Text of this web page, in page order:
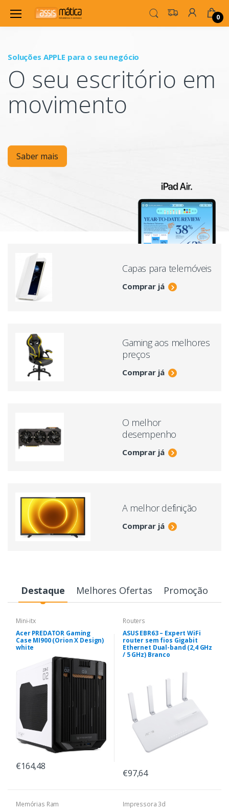
0
Soluções APPLE para o seu negócio
O seu escritório em
movimento
Saber mais
Capas para telemóveis
Comprar já
Gaming aos melhores
preços
Comprar já
O melhor
desempenho
Comprar já
A melhor definição
Comprar já
Destaque Melhores Ofertas Promoção
Mini-itx
Acer PREDATOR Gaming
Case MI900 (Orion X Design)
white
€164,48
Routers
ASUS EBR63 – Expert WiFi
router sem fios Gigabit
Ethernet Dual-band (2,4 GHz
/ 5 GHz) Branco
€97,64
Memórias Ram
Impressora 3d